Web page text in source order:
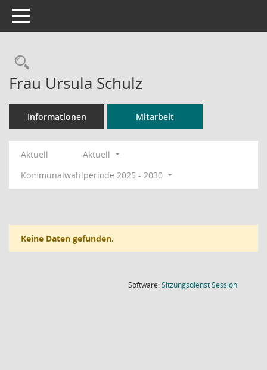
Toggle navigation
Rechercheauswahl
Frau Ursula Schulz
Informationen Mitarbeit
Aktuell
Aktuell
Kommunalwahlperiode 2025 - 2030
Keine Daten gefunden.
Software:SitzungsdienstSession(Wird in